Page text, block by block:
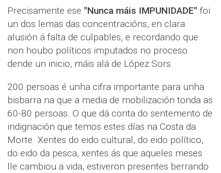
Precisamente ese "Nunca máis IMPUNIDADE" foi
un dos lemas das concentracións, en clara
alusión á falta de culpables, e recordando que
non houbo políticos imputados no proceso
dende un inicio, máis alá de López Sors.
200 persoas é unha cifra importante para unha
bisbarra na que a media de mobilización tonda as
60-80 persoas. O que dá conta do sentemento de
indignación que temos estes días na Costa da
Morte. Xentes do eido cultural, do eido político,
do eido da pesca, xentes ás que aqueles meses
lle cambiou a vida, estiveron presentes berrando